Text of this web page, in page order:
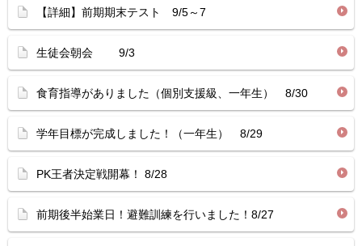
【詳細】前期期末テスト 9/5～7
生徒会朝会 9/3
食育指導がありました（個別支援級、一年生） 8/30
学年目標が完成しました！（一年生） 8/29
PK王者決定戦開幕！ 8/28
前期後半始業日！避難訓練を行いました！8/27